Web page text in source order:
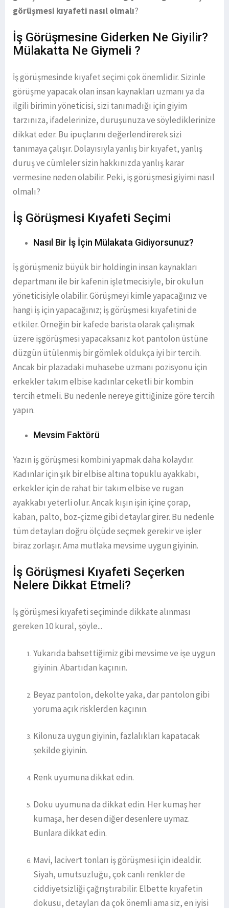
görüşmesi kıyafeti nasıl olmalı?
İş Görüşmesine Giderken Ne Giyilir?
Mülakatta Ne Giymeli ?
İş görüşmesinde kıyafet seçimi çok önemlidir. Sizinle
görüşme yapacak olan insan kaynakları uzmanı ya da
ilgili birimin yöneticisi, sizi tanımadığı için giyim
tarzınıza, ifadelerinize, duruşunuza ve söylediklerinize
dikkat eder. Bu ipuçlarını değerlendirerek sizi
tanımaya çalışır. Dolayısıyla yanlış bir kıyafet, yanlış
duruş ve cümleler sizin hakkınızda yanlış karar
vermesine neden olabilir. Peki, iş görüşmesi giyimi nasıl
olmalı?
İş Görüşmesi Kıyafeti Seçimi
Nasıl Bir İş İçin Mülakata Gidiyorsunuz?
İş görüşmeniz büyük bir holdingin insan kaynakları
departmanı ile bir kafenin işletmecisiyle, bir okulun
yöneticisiyle olabilir. Görüşmeyi kimle yapacağınız ve
hangi iş için yapacağınız; iş görüşmesi kıyafetini de
etkiler. Örneğin bir kafede barista olarak çalışmak
üzere işgörüşmesi yapacaksanız kot pantolon üstüne
düzgün ütülenmiş bir gömlek oldukça iyi bir tercih.
Ancak bir plazadaki muhasebe uzmanı pozisyonu için
erkekler takım elbise kadınlar ceketli bir kombin
tercih etmeli. Bu nedenle nereye gittiğinize göre tercih
yapın.
Mevsim Faktörü
Yazın iş görüşmesi kombini yapmak daha kolaydır.
Kadınlar için şık bir elbise altına topuklu ayakkabı,
erkekler için de rahat bir takım elbise ve rugan
ayakkabı yeterli olur. Ancak kışın işin içine çorap,
kaban, palto, boz-çizme gibi detaylar girer. Bu nedenle
tüm detayları doğru ölçüde seçmek gerekir ve işler
biraz zorlaşır. Ama mutlaka mevsime uygun giyinin.
İş Görüşmesi Kıyafeti Seçerken
Nelere Dikkat Etmeli?
İş görüşmesi kıyafeti seçiminde dikkate alınması
gereken 10 kural, şöyle...
Yukarıda bahsettiğimiz gibi mevsime ve işe uygun
giyinin. Abartıdan kaçının.
Beyaz pantolon, dekolte yaka, dar pantolon gibi
yoruma açık risklerden kaçının.
Kilonuza uygun giyinin, fazlalıkları kapatacak
şekilde giyinin.
Renk uyumuna dikkat edin.
Doku uyumuna da dikkat edin. Her kumaş her
kumaşa, her desen diğer desenlere uymaz.
Bunlara dikkat edin.
Mavi, lacivert tonları iş görüşmesi için idealdir.
Siyah, umutsuzluğu, çok canlı renkler de
ciddiyetsizliği çağrıştırabilir. Elbette kıyafetin
dokusu, detayları da çok önemli ama siz, en iyisi